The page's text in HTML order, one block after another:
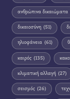
ανθρώπινα δικαιώματα
δικαιοσύνη (51)
ηλιοφάνεια (61)
καιρός (135)
κλιματική αλλαγή (27)
σεισμός (26)